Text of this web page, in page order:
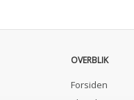
OVERBLIK
Forsiden